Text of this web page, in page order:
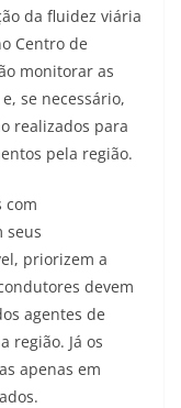
da fluidez viária
Centro de
monitorar as
se necessário,
realizados para
pela região.
com
seus
priorizem a
devem
agentes de
região. Já os
apenas em